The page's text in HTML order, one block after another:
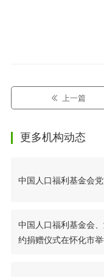
上一篇
更多机构动态
中国人口福利基金会
中国人口福利基金会
约捐赠仪式在怀化市